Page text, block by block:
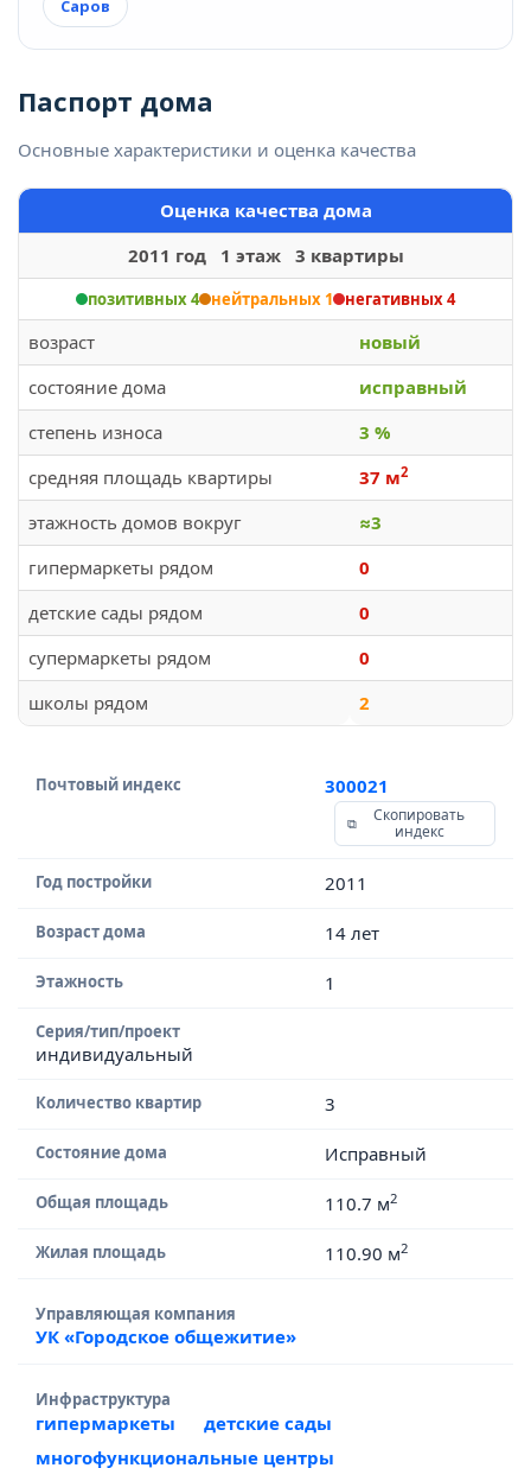
Саров
Паспорт дома
Основные характеристики и оценка качества
Оценка качества дома
2011 год 1 этаж 3 квартиры
позитивных 4 нейтральных 1 негативных 4
возраст
новый
состояние дома
исправный
степень износа
3 %
средняя площадь квартиры
37 м2
этажность домов вокруг
≈3
гипермаркеты рядом
0
детские сады рядом
0
супермаркеты рядом
0
школы рядом
2
Почтовый индекс 300021
Скопировать
индекс
Год постройки 2011
Возраст дома 14 лет
Этажность 1
Серия/тип/проект
индивидуальный
Количество квартир 3
Состояние дома Исправный
Общая площадь 110.7 м2
Жилая площадь 110.90 м2
Управляющая компания
УК «Городское общежитие»
Инфраструктура
гипермаркеты
детские сады
многофункциональные центры